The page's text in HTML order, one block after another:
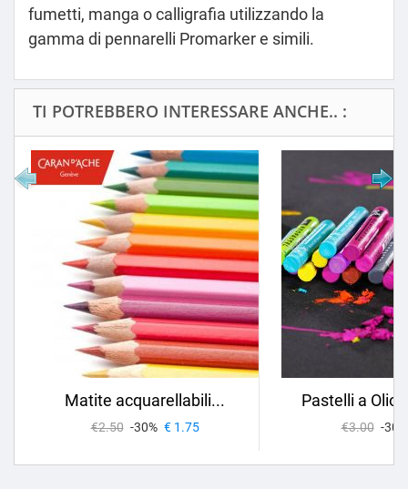
fumetti, manga o calligrafia utilizzando la
gamma di pennarelli Promarker e simili.
TI POTREBBERO INTERESSARE ANCHE.. :
Matite acquarellabili...
€2.50 -30% € 1.75
Pastelli a Olio
€3.00 -30%